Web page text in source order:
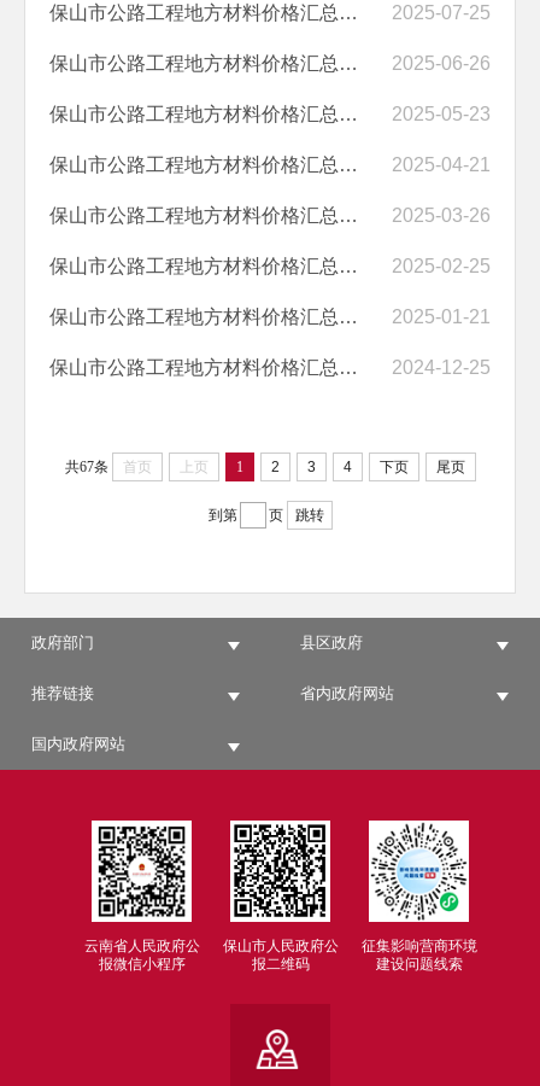
保山市公路工程地方材料价格汇总（2025年7月） 2025-07-25
保山市公路工程地方材料价格汇总（2025年6月） 2025-06-26
保山市公路工程地方材料价格汇总（2025年5月） 2025-05-23
保山市公路工程地方材料价格汇总（2025年4月） 2025-04-21
保山市公路工程地方材料价格汇总（2025年3月） 2025-03-26
保山市公路工程地方材料价格汇总（2025年2月） 2025-02-25
保山市公路工程地方材料价格汇总（2025年1月） 2025-01-21
保山市公路工程地方材料价格汇总（2024年12月） 2024-12-25
共67条 首页 上页 1 2 3 4 下页 尾页
到第 页 跳转
政府部门 县区政府
推荐链接 省内政府网站
国内政府网站
云南省人民政府公
报微信小程序
保山市人民政府公
报二维码
征集影响营商环境
建设问题线索